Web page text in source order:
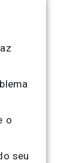
o
seu